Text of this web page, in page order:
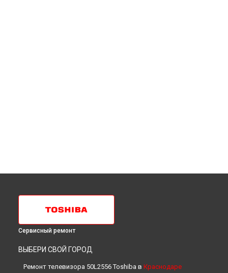
Сервисный ремонт
ВЫБЕРИ СВОЙ ГОРОД
Ремонт телевизора 50L2556 Toshiba в Краснодаре